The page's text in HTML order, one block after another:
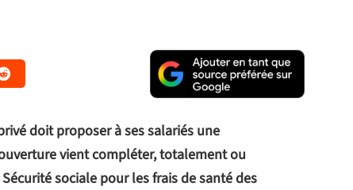
doit proposer à ses salariés une
vient compléter, totalement ou
sociale pour les frais de santé des